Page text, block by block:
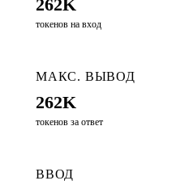
262K
токенов на вход
МАКС. ВЫВОД
262K
токенов за ответ
ВВОД